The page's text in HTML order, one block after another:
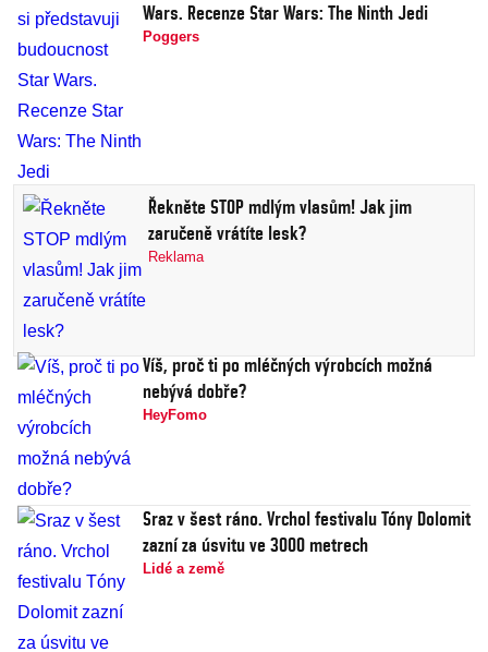
Wars. Recenze Star Wars: The Ninth Jedi
Poggers
Řekněte STOP mdlým vlasům! Jak jim
zaručeně vrátíte lesk?
Reklama
Víš, proč ti po mléčných výrobcích možná
nebývá dobře?
HeyFomo
Sraz v šest ráno. Vrchol festivalu Tóny Dolomit
zazní za úsvitu ve 3000 metrech
Lidé a země